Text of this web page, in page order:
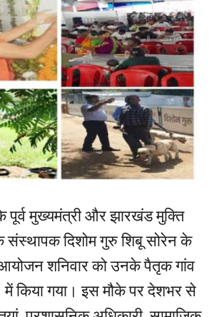
मुख्यमंत्री और झारखंड मुक्ति
संस्थापक दिशोम गुरु शिबू सोरेन के
आयोजन शनिवार को उनके पैतृक गांव
में किया गया। इस मौके पर देशभर से